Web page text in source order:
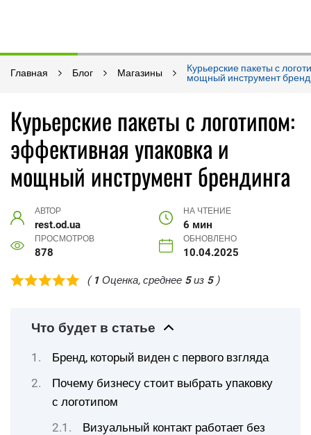
Главная Блог Магазины
Курьерские пакеты с
мощный инструмент
Курьерские пакеты с логотипом:
эффективная упаковка и
мощный инструмент брендинга
АВТОР
rest.od.ua
НА ЧТЕНИЕ
6 мин
ПРОСМОТРОВ
878
ОБНОВЛЕНО
10.04.2025
( 1 Оценка, среднее 5из 5)
Что будет в статье
Бренд, который виден с первого взгляда
Почему бизнесу стоит выбрать упаковку
с логотипом
Визуальный контакт работает без